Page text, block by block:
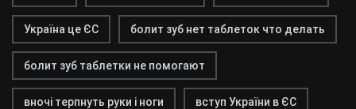
Україна це ЄС болит зуб нет таблеток что делать
болит зуб таблетки не помогают
вночі терпнуть руки і ноги вступ України в ЄС